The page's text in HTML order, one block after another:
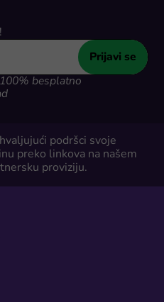
Prijavi se
100% besplatno
podršci svoje
preko linkova na našem
proviziju.